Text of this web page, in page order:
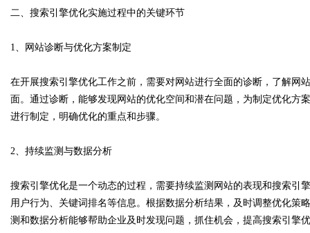
d
二、搜索引擎优化实施过程中的关键环节
1、网站诊断与优化方案制定
在开展搜索引擎优化工作之前，需要对网站进行全面的诊断，了解网
面。通过诊断，能够发现网站的优化空间和潜在问题，为制定优化方
进行制定，明确优化的重点和步骤。
2、持续监测与数据分析
搜索引擎优化是一个动态的过程，需要持续监测网站的表现和搜索引
用户行为、关键词排名等信息。根据数据分析结果，及时调整优化策
测和数据分析能够帮助企业及时发现问题，抓住机会，提高搜索引擎